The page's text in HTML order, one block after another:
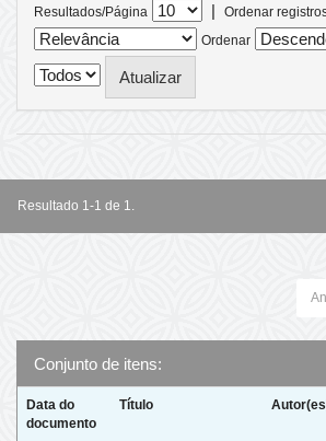
Resultados/Página |
Ordenar
Ordenar
Resultado 1-1 de 1.
Conjunto de itens:
Data do
documento
Título